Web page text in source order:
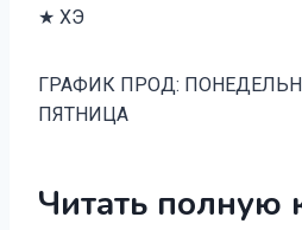
★ ХЭ
ГРАФИК ПРОД:
ПЯТНИЦА
Читать полную